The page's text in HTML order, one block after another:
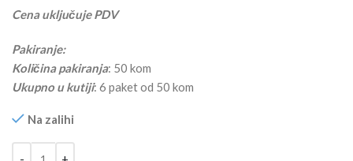
Cena uključuje PDV
Pakiranje:
Količina pakiranja: 50 kom
Ukupno u kutiji: 6 paket od 50 kom
Na zalihi